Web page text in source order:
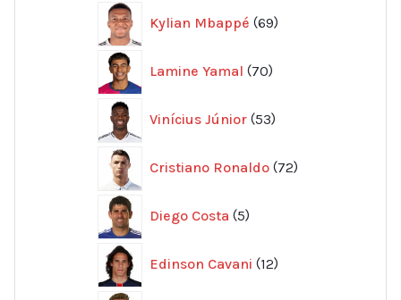
Kylian Mbappé 69
produkter
Lamine Yamal 70
produkter
Vinícius Júnior 53
produkter
Cristiano Ronaldo 72
produkter
Diego Costa 5
produkter
Edinson Cavani 12
produkter